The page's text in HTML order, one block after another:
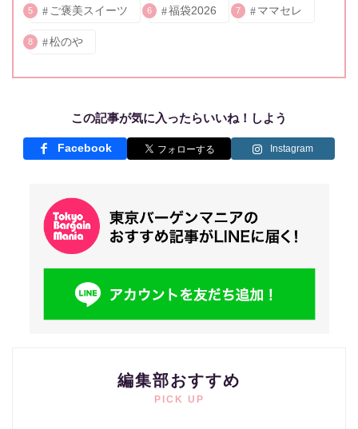
5 ご褒美スイーツ 6 福袋2026 7 ママセレ
8 松のや
この記事が気に入ったらいいね！しよう
Facebook Instagram
編集部おすすめ
PICK UP